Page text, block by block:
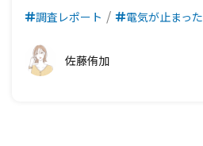
調査レポート 電気が止まった
佐藤侑加